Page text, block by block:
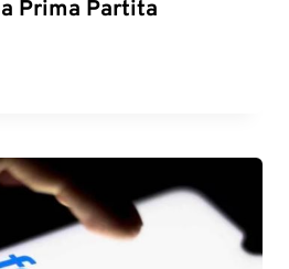
Prima Partita